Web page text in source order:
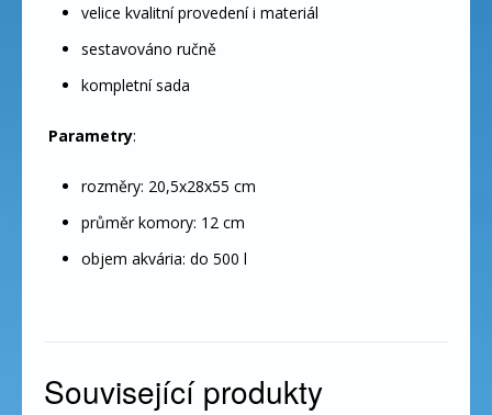
velice kvalitní provedení i materiál
sestavováno ručně
kompletní sada
Parametry:
rozměry: 20,5x28x55 cm
průměr komory: 12 cm
objem akvária: do 500 l
Související produkty